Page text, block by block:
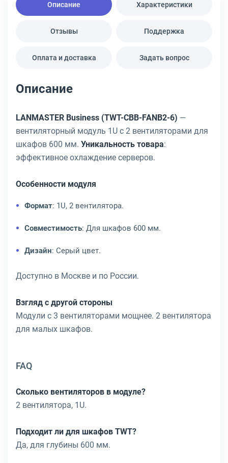
Описание Характеристики
Отзывы Поддержка
Оплата и доставка Задать вопрос
Описание
LANMASTER Business (TWT-CBB-FANB2-6) —
вентиляторный модуль 1U с 2 вентиляторами для
шкафов 600 мм. Уникальность товара:
эффективное охлаждение серверов.
Особенности модуля
Формат: 1U, 2 вентилятора.
Совместимость: Для шкафов 600 мм.
Дизайн: Серый цвет.
Доступно в Москве и по России.
Взгляд с другой стороны
Модули с 3 вентиляторами мощнее. 2 вентилятора
для малых шкафов.
FAQ
Сколько вентиляторов в модуле?
2 вентилятора, 1U.
Подходит ли для шкафов TWT?
Да, для глубины 600 мм.